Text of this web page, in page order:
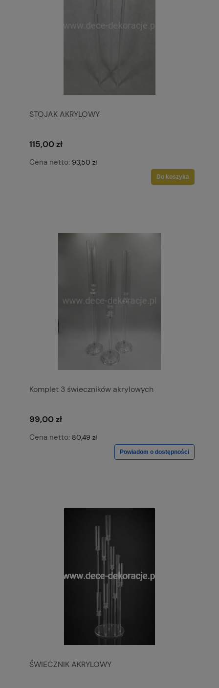
STOJAK AKRYLOWY
115,00 zł
Cena netto: 93,50 zł
Do koszyka
Komplet 3 świeczników akrylowych
99,00 zł
Cena netto: 80,49 zł
Powiadom o dostępności
ŚWIECZNIK AKRYLOWY